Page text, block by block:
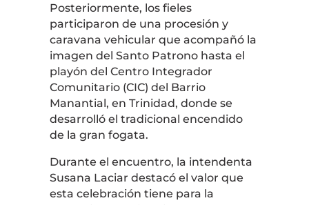
Posteriormente, los fieles
participaron de una procesión y
caravana vehicular que acompañó la
imagen del Santo Patrono hasta el
playón del Centro Integrador
Comunitario (CIC) del Barrio
Manantial, en Trinidad, donde se
desarrolló el tradicional encendido
de la gran fogata.
Durante el encuentro, la intendenta
Susana Laciar destacó el valor que
esta celebración tiene para la